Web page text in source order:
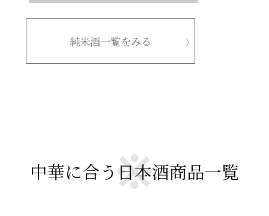
純米酒一覧をみる
中華に合う日本酒商品一覧